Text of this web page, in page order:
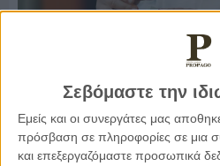
Σεβόμαστε την
Εμείς και οι συνεργάτες μας
πρόσβαση σε πληροφορίες σε μια
και επεξεργαζόμαστε προσωπικά
29.03.2021, 7:44